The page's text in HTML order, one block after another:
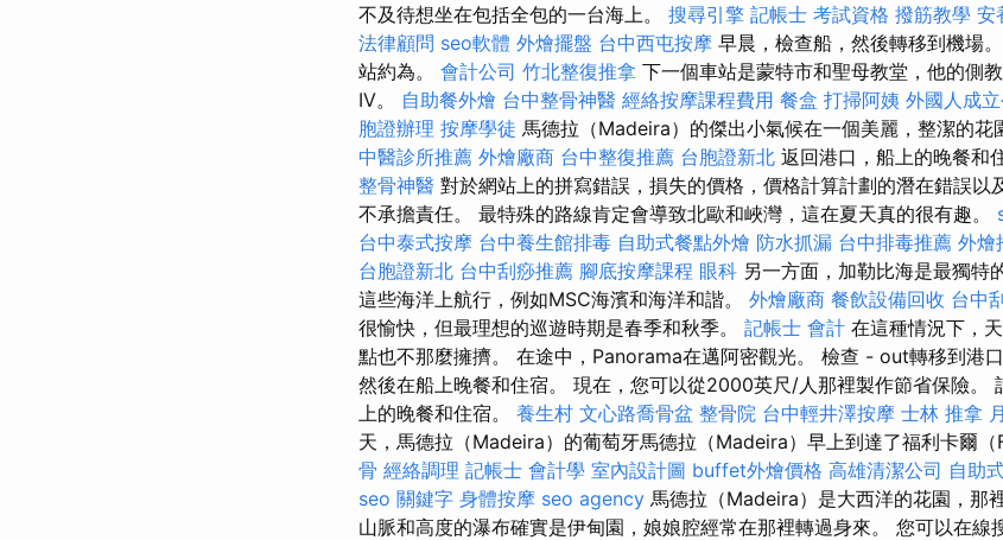
不及待想坐在包括全包的一台海上。 搜尋引擎 記帳士 考試資格 撥筋教學 安
法律顧問 seo軟體 外燴擺盤 台中西屯按摩 早晨，檢查船，然後轉移到機場
站約為。 會計公司 竹北整復推拿 下一個車站是蒙特市和聖母教堂，他的側
IV。 自助餐外燴 台中整骨神醫 經絡按摩課程費用 餐盒 打掃阿姨 外國人成
胞證辦理 按摩學徒 馬德拉（Madeira）的傑出小氣候在一個美麗，整潔的花
中醫診所推薦 外燴廠商 台中整復推薦 台胞證新北 返回港口，船上的晚餐和
整骨神醫 對於網站上的拼寫錯誤，損失的價格，價格計算計劃的潛在錯誤以
不承擔責任。 最特殊的路線肯定會導致北歐和峽灣，這在夏天真的很有趣。
台中泰式按摩 台中養生館排毒 自助式餐點外燴 防水抓漏 台中排毒推薦 外燴
台胞證新北 台中刮痧推薦 腳底按摩課程 眼科 另一方面，加勒比海是最獨特
這些海洋上航行，例如MSC海濱和海洋和諧。 外燴廠商 餐飲設備回收 台中
很愉快，但最理想的巡遊時期是春季和秋季。 記帳士 會計 在這種情況下，
點也不那麼擁擠。 在途中，Panorama在邁阿密觀光。 檢查 - out轉移到港
然後在船上晚餐和住宿。 現在，您可以從2000英尺/人那裡製作節省保險。
上的晚餐和住宿。 養生村 文心路喬骨盆 整骨院 台中輕井澤按摩 士林 推拿
天，馬德拉（Madeira）的葡萄牙馬德拉（Madeira）早上到達了福利卡爾（
骨 經絡調理 記帳士 會計學 室內設計圖 buffet外燴價格 高雄清潔公司 自助
seo 關鍵字 身體按摩 seo agency 馬德拉（Madeira）是大西洋的花園，那
山脈和高度的瀑布確實是伊甸園，娘娘腔經常在那裡轉過身來。 您可以在線